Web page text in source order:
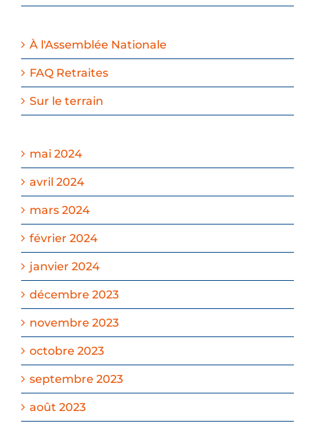
À l'Assemblée Nationale
FAQ Retraites
Sur le terrain
mai 2024
avril 2024
mars 2024
février 2024
janvier 2024
décembre 2023
novembre 2023
octobre 2023
septembre 2023
août 2023